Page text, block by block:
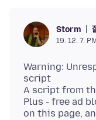
Storm
19. 12. 7.
Warning:
script
A script from
Plus - free ad
on this page,